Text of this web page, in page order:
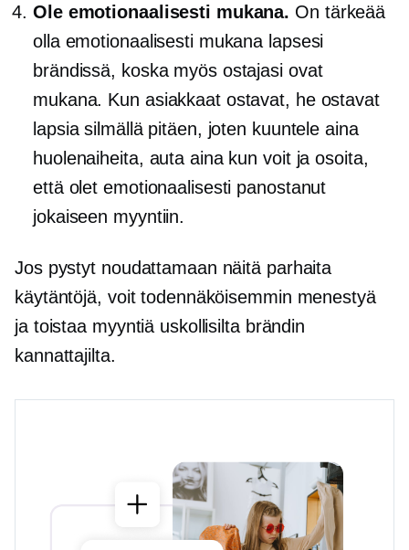
Ole emotionaalisesti mukana. On tärkeää
olla emotionaalisesti mukana lapsesi
brändissä, koska myös ostajasi ovat
mukana. Kun asiakkaat ostavat, he ostavat
lapsia silmällä pitäen, joten kuuntele aina
huolenaiheita, auta aina kun voit ja osoita,
että olet emotionaalisesti panostanut
jokaiseen myyntiin.
Jos pystyt noudattamaan näitä parhaita
käytäntöjä, voit todennäköisemmin menestyä
ja toistaa myyntiä uskollisilta brändin
kannattajilta.